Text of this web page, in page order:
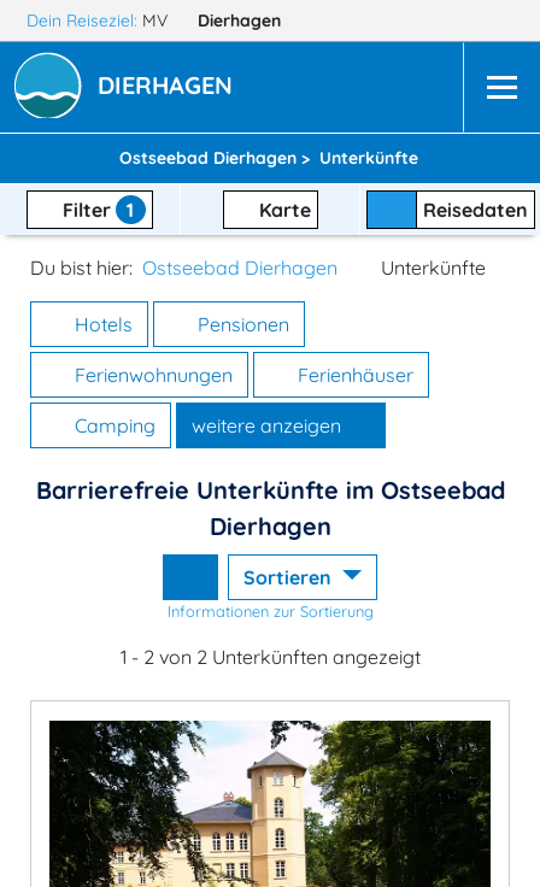
Dein Reiseziel: MV Dierhagen
DIERHAGEN
Ostseebad Dierhagen > Unterkünfte
Filter 1 Karte Reisedaten
Du bist hier: Ostseebad Dierhagen Unterkünfte
Hotels Pensionen
Ferienwohnungen Ferienhäuser
Camping weitere anzeigen
Barrierefreie Unterkünfte im Ostseebad
Dierhagen
Sortieren
Informationen zur Sortierung
1 - 2 von 2 Unterkünften angezeigt